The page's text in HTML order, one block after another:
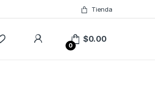
Tienda
0
$0.00